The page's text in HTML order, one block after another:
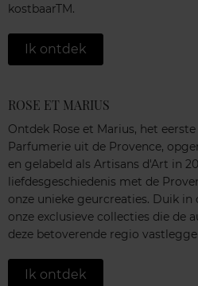
kostbaarTM.
Ik ontdek
ROSE ET MARIUS
Ontdek Rose et Marius, het
Parfumerie uit de Provence,
en gelabeld als Artisans d'Art in
liefdesgeschiedenis met de
onze unieke geurcreaties. Duik in
onze exclusieve collecties die de
deze betoverende regio
Ik ontdek